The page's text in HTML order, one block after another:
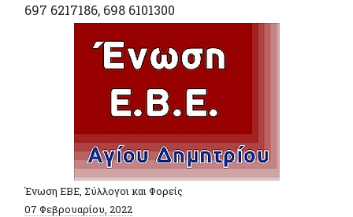
697 6217186, 698 6101300
Ένωση ΕΒΕ, Σύλλογοι και Φορείς
07 Φεβρουαρίου, 2022